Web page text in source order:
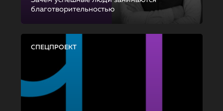
благотворительностью
СПЕЦПРОЕКТ